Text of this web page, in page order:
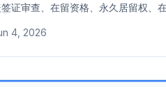
证审查、在留资格、永久居留权、
4, 2026